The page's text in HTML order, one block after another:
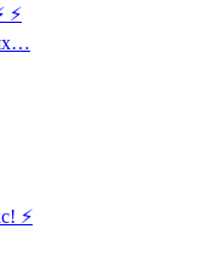
⚡
⚡